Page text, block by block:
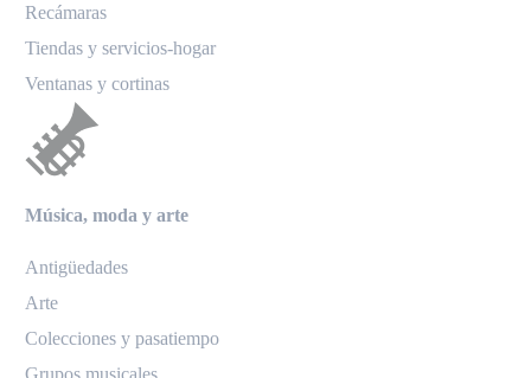
Recámaras
Tiendas y servicios-hogar
Ventanas y cortinas
Música, moda y arte
Antigüedades
Arte
Colecciones y pasatiempo
Grupos musicales